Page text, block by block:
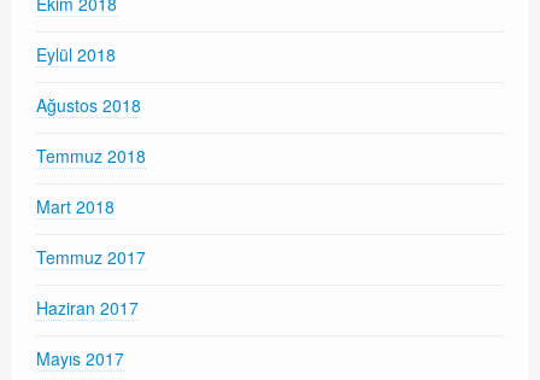
Eylül 2018
Ağustos 2018
Temmuz 2018
Mart 2018
Temmuz 2017
Haziran 2017
Mayıs 2017